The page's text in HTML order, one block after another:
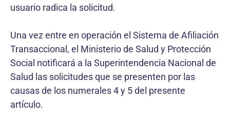
usuario radica la solicitud.
Una vez entre en operación el Sistema de Afiliación
Transaccional, el Ministerio de Salud y Protección
Social notificará a la Superintendencia Nacional de
Salud las solicitudes que se presenten por las
causas de los numerales 4 y 5 del presente
artículo.